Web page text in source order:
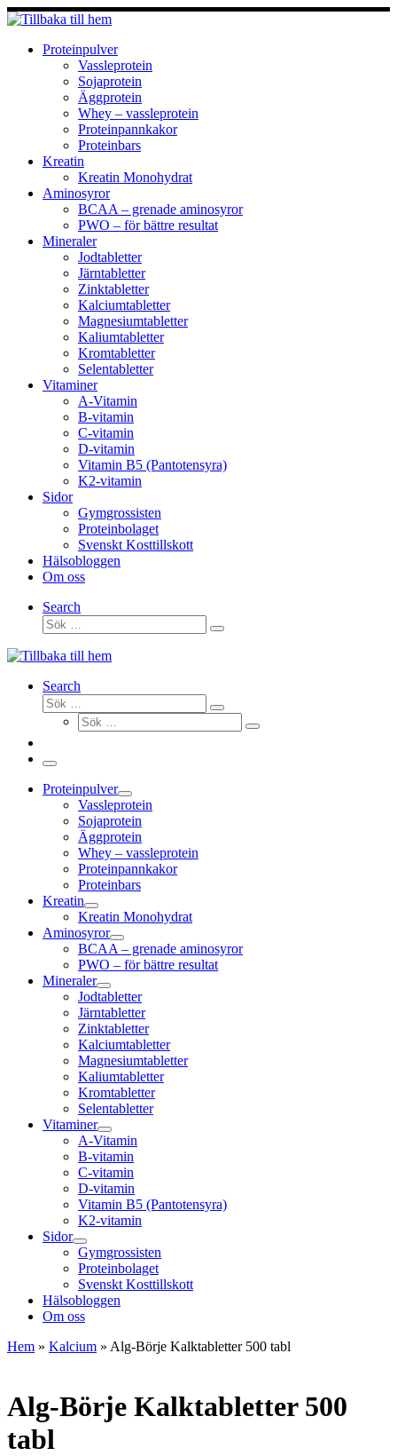
Hoppa
till
innehållProteinpulver
Vassleprotein
Sojaprotein
Äggprotein
Whey – vassleprotein
Proteinpannkakor
Proteinbars
Kreatin
Kreatin Monohydrat
Aminosyror
BCAA – grenade aminosyror
PWO – för bättre resultat
Mineraler
Jodtabletter
Järntabletter
Zinktabletter
Kalciumtabletter
Magnesiumtabletter
Kaliumtabletter
Kromtabletter
Selentabletter
Vitaminer
A-Vitamin
B-vitamin
C-vitamin
D-vitamin
Vitamin B5 (Pantotensyra)
K2-vitamin
Sidor
Gymgrossisten
Proteinbolaget
Svenskt Kosttillskott
Hälsobloggen
Om oss
Search
Sök
Sök
Search
Sök
Sök
Sök
Sök
Meny
Proteinpulver
Vassleprotein
Sojaprotein
Äggprotein
Whey – vassleprotein
Proteinpannkakor
Proteinbars
Kreatin
Kreatin Monohydrat
Aminosyror
BCAA – grenade aminosyror
PWO – för bättre resultat
Mineraler
Jodtabletter
Järntabletter
Zinktabletter
Kalciumtabletter
Magnesiumtabletter
Kaliumtabletter
Kromtabletter
Selentabletter
Vitaminer
A-Vitamin
B-vitamin
C-vitamin
D-vitamin
Vitamin B5 (Pantotensyra)
K2-vitamin
Sidor
Gymgrossisten
Proteinbolaget
Svenskt Kosttillskott
Hälsobloggen
Om oss
Hem » Kalcium » Alg-Börje Kalktabletter 500 tabl
Alg-Börje Kalktabletter 500
tabl